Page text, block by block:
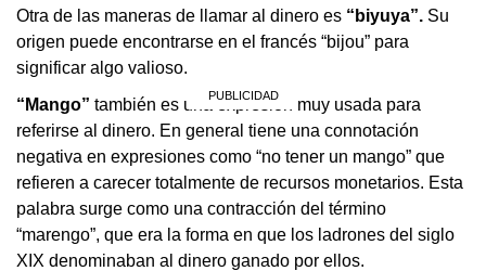
Otra de las maneras de llamar al dinero es “biyuya”. Su
origen puede encontrarse en el francés “bijou” para
significar algo valioso.
“Mango” también es una expresión muy usada para
referirse al dinero. En general tiene una connotación
negativa en expresiones como “no tener un mango” que
refieren a carecer totalmente de recursos monetarios. Esta
palabra surge como una contracción del término
“marengo”, que era la forma en que los ladrones del siglo
XIX denominaban al dinero ganado por ellos.